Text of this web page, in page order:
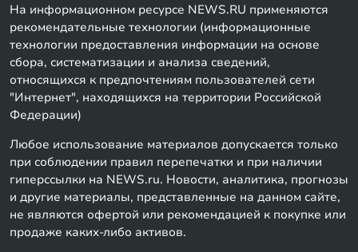
На информационном ресурсе NEWS.RU применяются
рекомендательные технологии (информационные
технологии предоставления информации на основе
сбора, систематизации и анализа сведений,
относящихся к предпочтениям пользователей сети
"Интернет", находящихся на территории Российской
Федерации)
Любое использование материалов допускается только
при соблюдении правил перепечатки и при наличии
гиперссылки на NEWS.ru. Новости, аналитика, прогнозы
и другие материалы, представленные на данном сайте,
не являются офертой или рекомендацией к покупке или
продаже каких-либо активов.